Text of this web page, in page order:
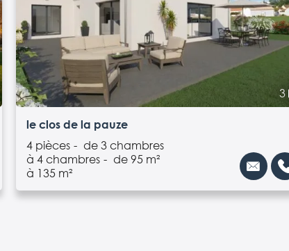
3
le clos de la pauze
4 pièces
de 3 chambres
à 4 chambres
de 95 m²
à 135 m²